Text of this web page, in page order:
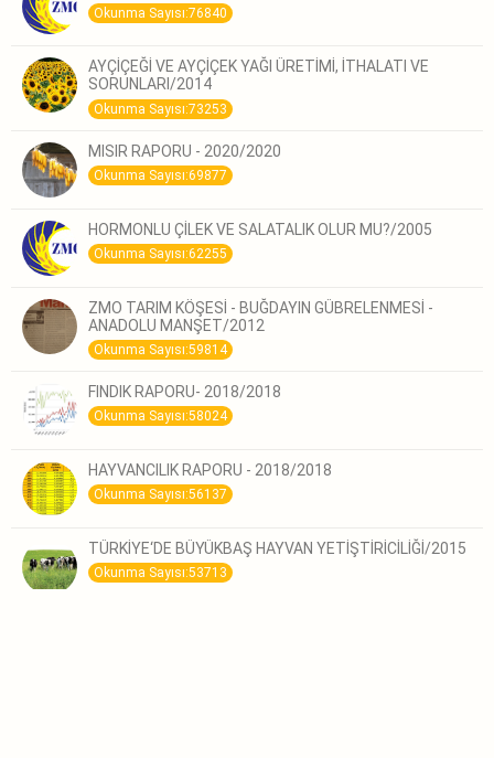
Okunma Sayısı:76840
AYÇİÇEĞİ VE AYÇİÇEK YAĞI ÜRETİMİ, İTHALATI VE
SORUNLARI/2014
Okunma Sayısı:73253
MISIR RAPORU - 2020/2020
Okunma Sayısı:69877
HORMONLU ÇİLEK VE SALATALIK OLUR MU?/2005
Okunma Sayısı:62255
ZMO TARIM KÖŞESİ - BUĞDAYIN GÜBRELENMESİ -
ANADOLU MANŞET/2012
Okunma Sayısı:59814
FINDIK RAPORU- 2018/2018
Okunma Sayısı:58024
HAYVANCILIK RAPORU - 2018/2018
Okunma Sayısı:56137
TÜRKİYE‘DE BÜYÜKBAŞ HAYVAN YETİŞTİRİCİLİĞİ/2015
Okunma Sayısı:53713